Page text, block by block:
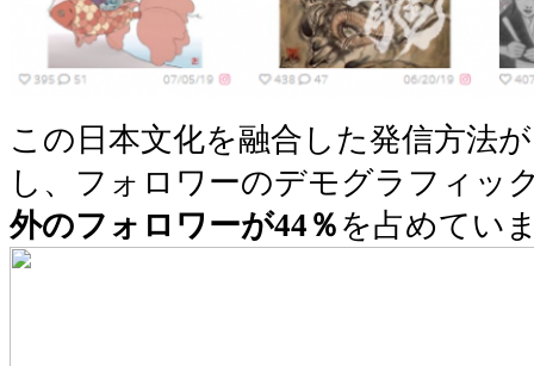
この日本文化を融合した発信方法
し、フォロワーのデモグラフィッ
外のフォロワーが44％ を占めてい